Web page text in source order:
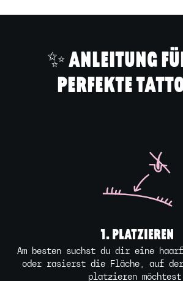
✨ ANLEITUNG
PERFEKTE
1. PLATZIEREN
Am besten suchst du dir eine
oder rasierst die Fläche, auf
platzieren